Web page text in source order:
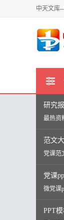
中天文库
研究
最热资
范文
党课范
党课
微党课
PPT